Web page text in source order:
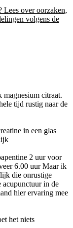
Lees over oorzaken,
volgens de
citraat.
tijd rustig naar de
in een glas
2 uur voor
6.00 uur Maar ik
die onrustige
acupunctuur in de
hier ervaring mee
het niets